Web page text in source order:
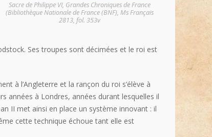
Sacre de Philippe VI, Grandes Chroniques de France
(Bibliothèque Nationale de France (BNF), Ms Français
2813, fol. 353v
Ses troupes sont décimées et le roi est
à l’Angleterre et la rançon du roi s’élève à
années à Londres, années durant lesquelles il
II met ainsi en place un système innovant : il
cette technique échoue tant elle est